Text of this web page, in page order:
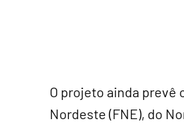
O projeto ainda prevê
Nordeste (FNE), do